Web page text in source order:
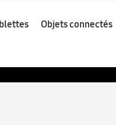
Objets connectés